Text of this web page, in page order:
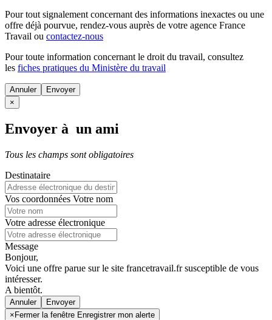
Pour tout signalement concernant des informations inexactes ou une
offre déjà pourvue, rendez-vous auprès de votre agence France
Travail ou contactez-nous
Pour toute information concernant le droit du travail, consultez
les fiches pratiques du Ministère du travail
Annuler
×
Envoyer à un ami
Tous les champs sont obligatoires
Destinataire
Vos coordonnées Votre nom
Votre adresse électronique
Message
Bonjour,
Voici une offre parue sur le site francetravail.fr susceptible de vous
intéresser.
A bientôt.
Annuler
× Fermer la fenêtre Enregistrer mon alerte